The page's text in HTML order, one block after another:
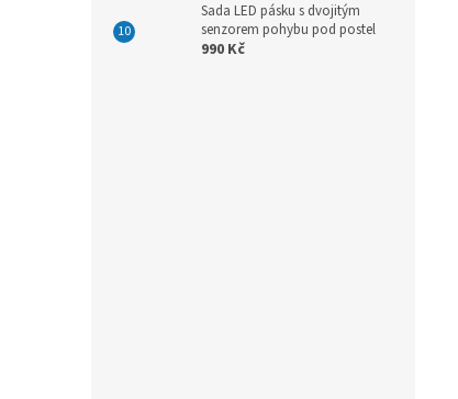
Sada LED pásku s dvojitým
senzorem pohybu pod postel
990 Kč